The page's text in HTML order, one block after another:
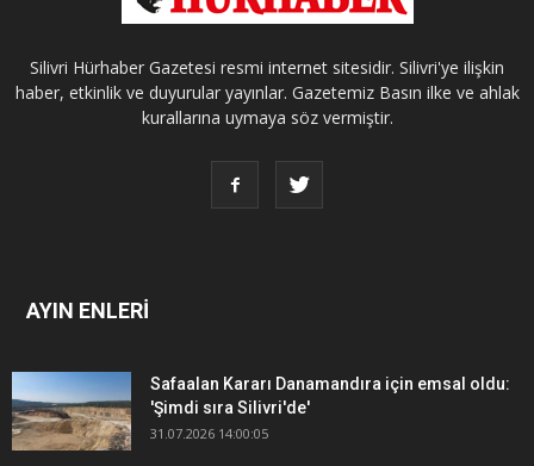
Silivri Hürhaber Gazetesi resmi internet sitesidir. Silivri'ye ilişkin
haber, etkinlik ve duyurular yayınlar. Gazetemiz Basın ilke ve ahlak
kurallarına uymaya söz vermiştir.
AYIN ENLERİ
Safaalan Kararı Danamandıra için emsal oldu:
'Şimdi sıra Silivri'de'
31.07.2026 14:00:05